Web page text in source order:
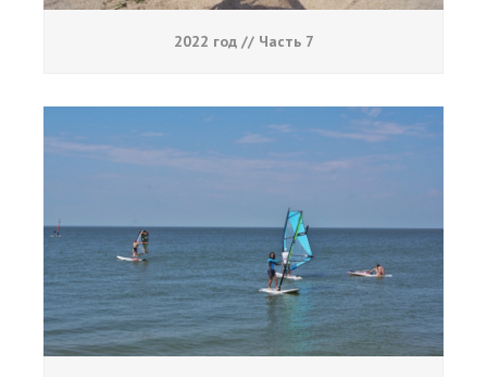
2022 год // Часть 7